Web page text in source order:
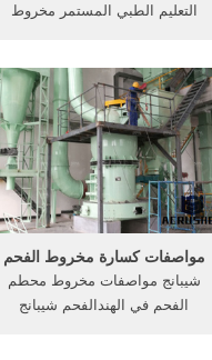
التعليم الطبي المستمر مخروط
مواصفات كسارة》>>PDF
download; البريد الالكتروني:[email
protected] service on-line
مواصفات كسارة مخروط الفحم
شيبانج مواصفات مخروط محطم
الفحم في الهندالفحم شيبانج